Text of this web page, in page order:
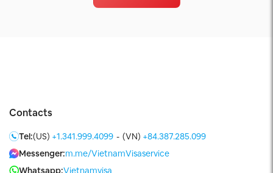
Contacts
Tel:(US) +1.341.999.4099 - (VN) +84.387.285.099
Messenger:m.me/VietnamVisaservice
Whatsapp:Vietnamvisa